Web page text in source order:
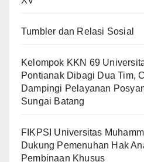
Tumbler dan Relasi Sosial
Kelompok KKN 69
Pontianak Dibagi Dua Tim,
Dampingi Pelayanan
Sungai Batang
FIKPSI Universitas
Dukung Pemenuhan Hak
Pembinaan Khusus